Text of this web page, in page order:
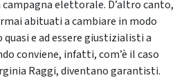
campagna elettorale. D’altro canto,
abituati a cambiare in modo
e ad essere giustizialisti a
conviene, infatti, com’è il caso
Raggi, diventano garantisti.